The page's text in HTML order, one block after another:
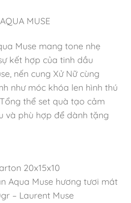
MUSE
Muse mang tone nhẹ
kết hợp của tinh dầu
nến cung Xử Nữ cùng
như móc khóa len hình thú
thể set quà tạo cảm
và phù hợp để dành tặng
20x15x10
Aqua Muse hương tươi mát
– Laurent Muse